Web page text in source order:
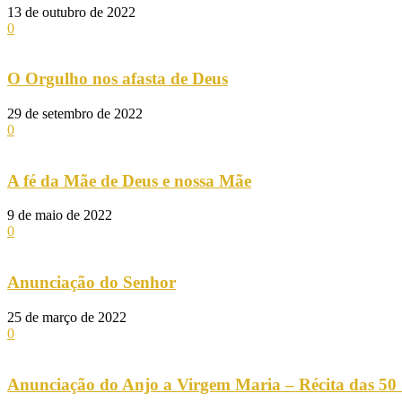
13 de outubro de 2022
0
O Orgulho nos afasta de Deus
29 de setembro de 2022
0
A fé da Mãe de Deus e nossa Mãe
9 de maio de 2022
0
Anunciação do Senhor
25 de março de 2022
0
Anunciação do Anjo a Virgem Maria – Récita das 50